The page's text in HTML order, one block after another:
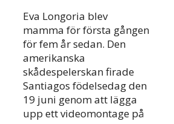
Eva Longoria blev
mamma för första gången
för fem år sedan. Den
amerikanska
skådespelerskan firade
Santiagos födelsedag den
19 juni genom att lägga
upp ett videomontage på